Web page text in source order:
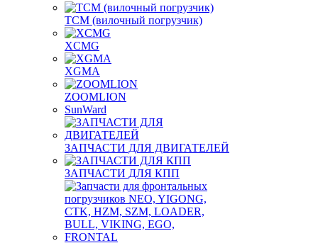
TCM (вилочный погрузчик)
XCMG
XGMA
ZOOMLION
SunWard
ЗАПЧАСТИ ДЛЯ ДВИГАТЕЛЕЙ
ЗАПЧАСТИ ДЛЯ КПП